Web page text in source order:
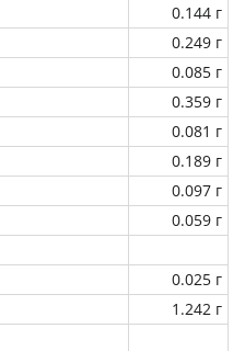
0.144 г
0.249 г
0.085 г
0.359 г
0.081 г
0.189 г
0.097 г
0.059 г
0.025 г
1.242 г